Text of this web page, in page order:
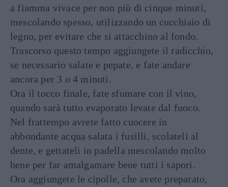
a fiamma vivace per non più di cinque minuti,
mescolando spesso, utilizzando un cucchiaio di
legno, per evitare che si attacchino al fondo.
Trascorso questo tempo aggiungete il radicchio,
se necessario salate e pepate, e fate andare
ancora per 3 o 4 minuti.
Ora il tocco finale, fate sfumare con il vino,
quando sarà tutto evaporato levate dal fuoco.
Nel frattempo avrete fatto cuocere in
abbondante acqua salata i fusilli, scolateli al
dente, e gettateli in padella mescolando molto
bene per far amalgamare bene tutti i sapori.
Ora aggiungete le cipolle, che avete preparato,